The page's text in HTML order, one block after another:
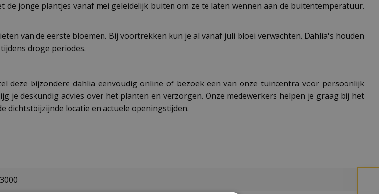
jonge plantjes vanaf mei geleidelijk buiten om ze te laten wennen aan de buitentemperatuur.
van de eerste bloemen. Bij voortrekken kun je al vanaf juli bloei verwachten. Dahlia's houden
droge periodes.
deze bijzondere dahlia eenvoudig online of bezoek een van onze tuincentra voor persoonlijk
je deskundig advies over het planten en verzorgen. Onze medewerkers helpen je graag bij het
dichtstbijzijnde locatie en actuele openingstijden.